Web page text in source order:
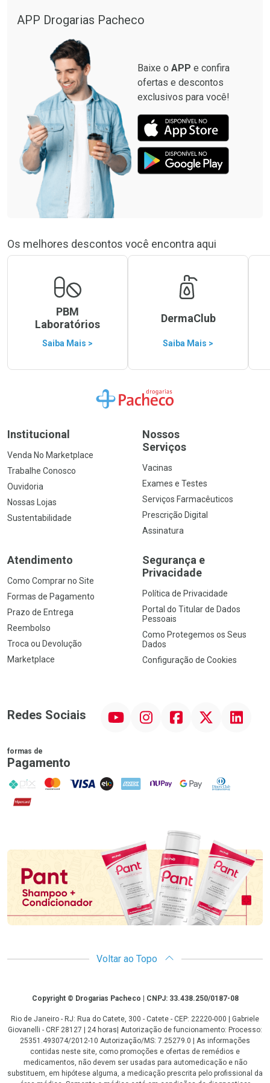
APP Drogarias Pacheco
Baixe o APP e confira
ofertas e descontos
exclusivos para você!
Os melhores descontos você encontra aqui
PBM
Laboratórios
Saiba Mais >
DermaClub
Saiba Mais >
Ir para a Home
Institucional
Venda No Marketplace
Trabalhe Conosco
Ouvidoria
Nossas Lojas
Sustentabilidade
Nossos
Serviços
Vacinas
Exames e Testes
Serviços Farmacêuticos
Prescrição Digital
Assinatura
Atendimento
Como Comprar no Site
Formas de Pagamento
Prazo de Entrega
Reembolso
Troca ou Devolução
Marketplace
Segurança e
Privacidade
Política de Privacidade
Portal do Titular de Dados
Pessoais
Como Protegemos os Seus
Dados
Configuração de Cookies
Redes Sociais InstagramFacebook Linkedin
formas de
Pagamento
PIX MasterCard
VISA ELO AMEX NuPay Google PayDiners Club
Hipercard
Promoção em Destaque
Voltar ao Topo
CopyrightCopyright © Drogarias Pacheco | CNPJ: 33.438.250/0187-08
Rio de Janeiro - RJ: Rua do Catete, 300 - Catete - CEP: 22220-000 | Gabriele
Giovanelli - CRF 28127 | 24 horas| Autorização de funcionamento: Processo:
25351.493074/2012-10 Autorização/MS: 7.25279.0 | As informações
contidas neste site, como promoções e ofertas de remédios e
medicamentos, não devem ser usadas para automedicação e não
substituem, em hipótese alguma, a medicação prescrita pelo profissional da